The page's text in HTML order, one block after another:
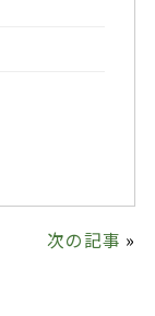
次の記事 »